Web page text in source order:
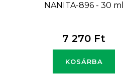
NANITA-896 - 30 ml
7 270 Ft
KOSÁRBA